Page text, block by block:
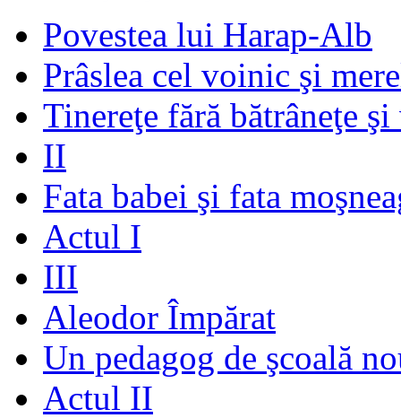
Povestea lui Harap-Alb
Prâslea cel voinic şi
Tinereţe fără bătrâneţe
II
Fata babei şi fata
Actul I
III
Aleodor Împărat
Un pedagog de şcoală
Actul II